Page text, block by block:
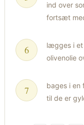
ind over
fortsæt
lægges i et
olivenolie
bages i en
til de er